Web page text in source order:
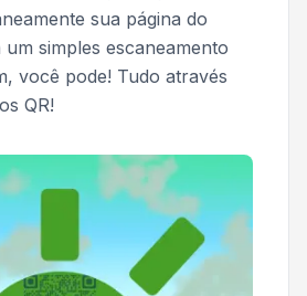
sua página do
simples escaneamento
você pode! Tudo através
QR!